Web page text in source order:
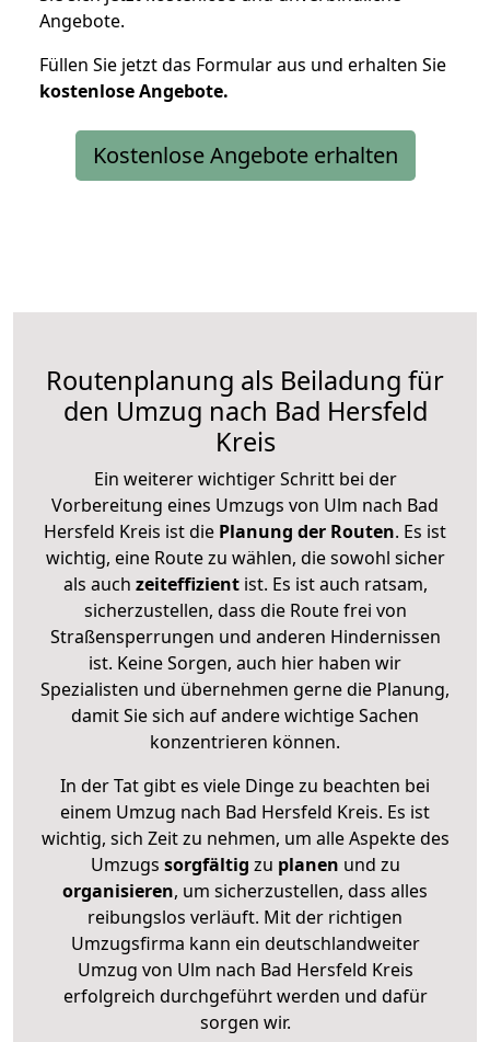
Angebote.
Füllen Sie jetzt das Formular aus und erhalten Sie
kostenloseAngebote.
Kostenlose Angebote erhalten
Routenplanung als Beiladung für
den Umzug nach Bad Hersfeld
Kreis
Ein weiterer wichtiger Schritt bei der
Vorbereitung eines Umzugs von Ulm nach Bad
Hersfeld Kreis ist die Planung der Routen. Es ist
wichtig, eine Route zu wählen, die sowohl sicher
als auch zeiteffizientist. Es ist auch ratsam,
sicherzustellen, dass die Route frei von
Straßensperrungen und anderen Hindernissen
ist. Keine Sorgen, auch hier haben wir
Spezialisten und übernehmen gerne die Planung,
damit Sie sich auf andere wichtige Sachen
konzentrieren können.
In der Tat gibt es viele Dinge zu beachten bei
einem Umzug nach Bad Hersfeld Kreis. Es ist
wichtig, sich Zeit zu nehmen, um alle Aspekte des
Umzugs sorgfältig zu planen und zu
organisieren, um sicherzustellen, dass alles
reibungslos verläuft. Mit der richtigen
Umzugsfirma kann ein deutschlandweiter
Umzug von Ulm nach Bad Hersfeld Kreis
erfolgreich durchgeführt werden und dafür
sorgen wir.